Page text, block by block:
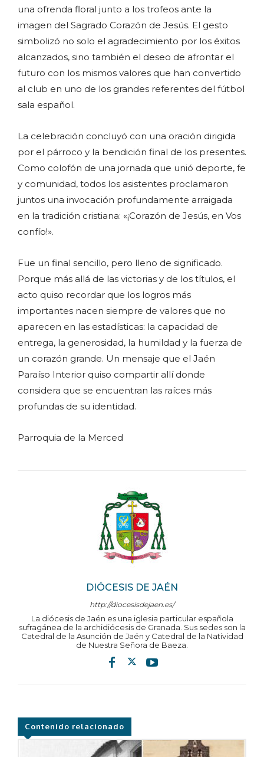
DIÓCESIS DE JAÉN
http://diocesisdejaen.es/
La diócesis de Jaén es una iglesia particular española
sufragánea de la archidiócesis de Granada. Sus sedes son la
Catedral de la Asunción de Jaén y Catedral de la Natividad
de Nuestra Señora de Baeza.
una ofrenda floral junto a los trofeos ante la
imagen del Sagrado Corazón de Jesús. El gesto
simbolizó no solo el agradecimiento por los éxitos
alcanzados, sino también el deseo de afrontar el
futuro con los mismos valores que han convertido
al club en uno de los grandes referentes del fútbol
sala español.
La celebración concluyó con una oración dirigida
por el párroco y la bendición final de los presentes.
Como colofón de una jornada que unió deporte, fe
y comunidad, todos los asistentes proclamaron
juntos una invocación profundamente arraigada
en la tradición cristiana: «¡Corazón de Jesús, en Vos
confío!».
Fue un final sencillo, pero lleno de significado.
Porque más allá de las victorias y de los títulos, el
acto quiso recordar que los logros más
importantes nacen siempre de valores que no
aparecen en las estadísticas: la capacidad de
entrega, la generosidad, la humildad y la fuerza de
un corazón grande. Un mensaje que el Jaén
Paraíso Interior quiso compartir allí donde
considera que se encuentran las raíces más
profundas de su identidad.
Parroquia de la Merced
Contenido relacionado